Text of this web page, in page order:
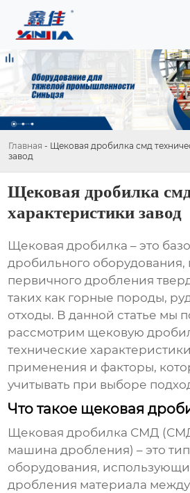
Главная - Щековая дробилка смд
завод
Щековая дробилка
характеристики завод
Щековая дробилка – это
дробильного
первичного дробления
таких как горные породы,
отходы. В данной статье мы
рассмотрим щековую
технические
применения и факторы,
учитывать при выборе
Что такое щековая
Щековая дробилка СМД
машина дробления) – это
оборудования,
дробления материала